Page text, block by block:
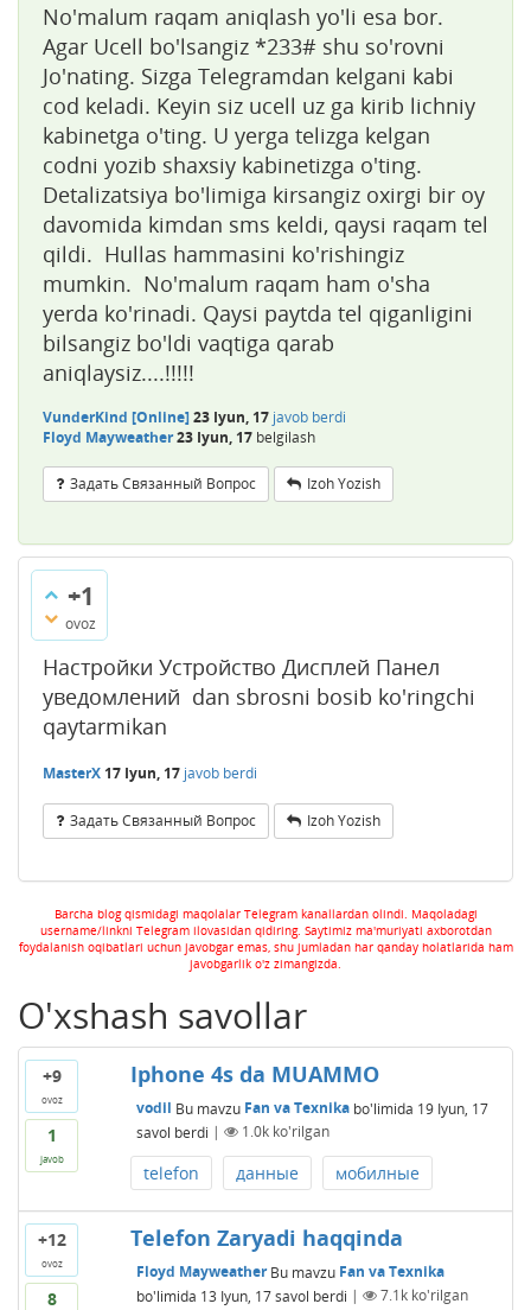
No'malum raqam aniqlash yo'li esa bor.
Agar Ucell bo'lsangiz *233# shu so'rovni
Jo'nating. Sizga Telegramdan kelgani kabi
cod keladi. Keyin siz ucell uz ga kirib lichniy
kabinetga o'ting. U yerga telizga kelgan
codni yozib shaxsiy kabinetizga o'ting.
Detalizatsiya bo'limiga kirsangiz oxirgi bir oy
davomida kimdan sms keldi, qaysi raqam tel
qildi. Hullas hammasini ko'rishingiz
mumkin. No'malum raqam ham o'sha
yerda ko'rinadi. Qaysi paytda tel qiganligini
bilsangiz bo'ldi vaqtiga qarab
aniqlaysiz....!!!!!
VunderKind [Online]23 Iyun, 17 javob berdi
Floyd Mayweather23 Iyun, 17 belgilash
Задать Связанный Вопрос Izoh Yozish
+1
ovoz
Настройки Устройство Дисплей Панел
уведомлений dan sbrosni bosib ko'ringchi
qaytarmikan
MasterX 17 Iyun, 17 javob berdi
Задать Связанный Вопрос Izoh Yozish
Barcha blog qismidagi maqolalar Telegram kanallardan olindi. Maqoladagi
username/linkni Telegram ilovasidan qidiring. Saytimiz ma'muriyati axborotdan
foydalanish oqibatlari uchun javobgar emas, shu jumladan har qanday holatlarida ham
javobgarlik o'z zimangizda.
O'xshash savollar
+9
ovoz
1
javob
Iphone 4s da MUAMMO
vodil Bu mavzu Fan va Texnikabo'limida 19 Iyun, 17
savol berdi | 1.0kko'rilgan
telefon данные мобилные
+12
ovoz
8
Telefon Zaryadi haqqinda
Floyd Mayweather Bu mavzu Fan va Texnika
bo'limida 13 Iyun, 17 savol berdi | 7.1kko'rilgan